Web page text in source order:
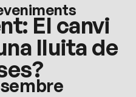
El canvi
lluita de